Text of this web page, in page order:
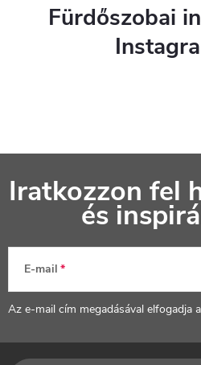
Fürdőszobai
á
é
Iratkozzon fel
és
E-mail
Az e-mail cím megadásával elfogadja